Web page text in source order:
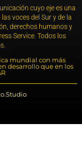
cuyo eje es una
voces del Sur y de la
derechos humanos y
Service. Todos los
mundial con más
desarrollo que en los